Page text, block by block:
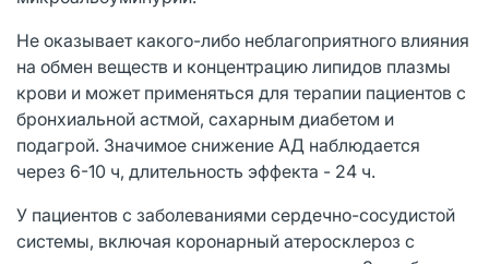
Не оказывает какого-либо неблагоприятного влияния
на обмен веществ и концентрацию липидов плазмы
крови и может применяться для терапии пациентов с
бронхиальной астмой, сахарным диабетом и
подагрой. Значимое снижение АД наблюдается
через 6-10 ч, длительность эффекта - 24 ч.
У пациентов с заболеваниями сердечно-сосудистой
системы, включая коронарный атеросклероз с